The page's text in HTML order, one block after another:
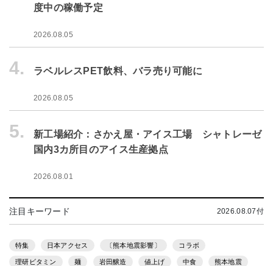
度中の稼働予定
2026.08.05
4. ラベルレスPET飲料、バラ売り可能に
2026.08.05
5.
新工場紹介：さかえ屋・アイス工場 シャトレーゼ
国内3カ所目のアイス生産拠点
2026.08.01
注目キーワード 2026.08.07付
特集 日本アクセス 〔熊本地震影響〕 コラボ
理研ビタミン 麺 岩田醸造 値上げ 中食 熊本地震